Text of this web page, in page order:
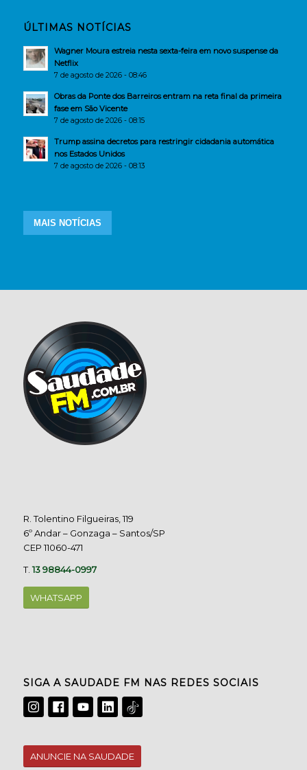
ÚLTIMAS NOTÍCIAS
Wagner Moura estreia nesta sexta-feira em novo suspense da
Netflix
7 de agosto de 2026 - 08:46
Obras da Ponte dos Barreiros entram na reta final da primeira
fase em São Vicente
7 de agosto de 2026 - 08:15
Trump assina decretos para restringir cidadania automática
nos Estados Unidos
7 de agosto de 2026 - 08:13
MAIS NOTÍCIAS
R. Tolentino Filgueiras, 119
6º Andar – Gonzaga – Santos/SP
CEP 11060-471
T.13 98844-0997
WHATSAPP
SIGA A SAUDADE FM NAS REDES SOCIAIS
ANUNCIE NA SAUDADE